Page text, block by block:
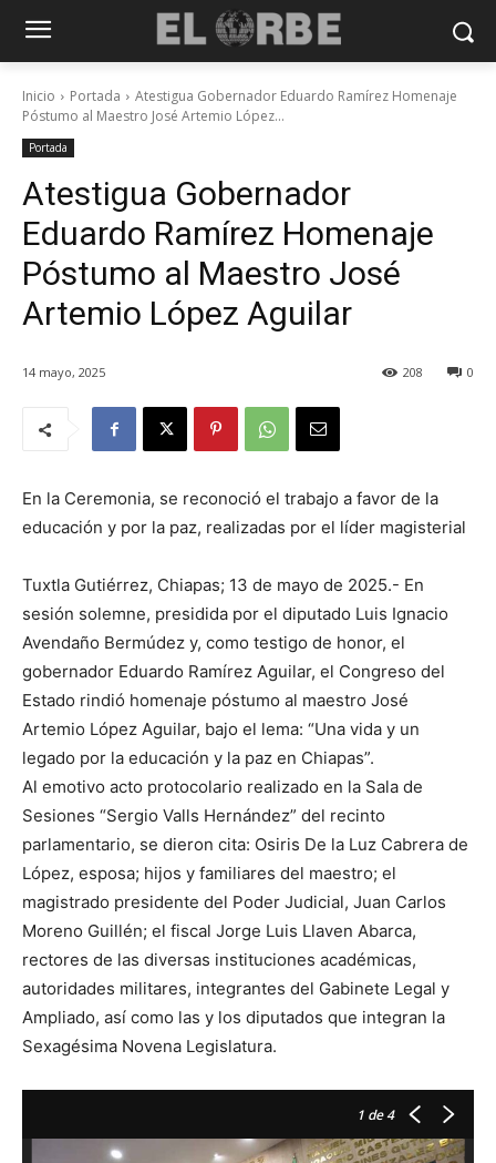
Inicio Portada
Atestigua Gobernador Eduardo Ramírez Homenaje
Póstumo al Maestro José Artemio López...
Portada
Atestigua Gobernador
Eduardo Ramírez Homenaje
Póstumo al Maestro José
Artemio López Aguilar
14 mayo, 2025 0
208
En la Ceremonia, se reconoció el trabajo a favor de la
educación y por la paz, realizadas por el líder magisterial
Tuxtla Gutiérrez, Chiapas; 13 de mayo de 2025.- En
sesión solemne, presidida por el diputado Luis Ignacio
Avendaño Bermúdez y, como testigo de honor, el
gobernador Eduardo Ramírez Aguilar, el Congreso del
Estado rindió homenaje póstumo al maestro José
Artemio López Aguilar, bajo el lema: “Una vida y un
legado por la educación y la paz en Chiapas”.
Al emotivo acto protocolario realizado en la Sala de
Sesiones “Sergio Valls Hernández” del recinto
parlamentario, se dieron cita: Osiris De la Luz Cabrera de
López, esposa; hijos y familiares del maestro; el
magistrado presidente del Poder Judicial, Juan Carlos
Moreno Guillén; el fiscal Jorge Luis Llaven Abarca,
rectores de las diversas instituciones académicas,
autoridades militares, integrantes del Gabinete Legal y
Ampliado, así como las y los diputados que integran la
Sexagésima Novena Legislatura.
1 de 4